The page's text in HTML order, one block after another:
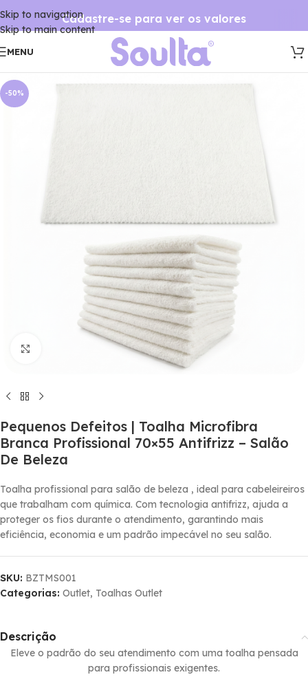
Skip to navigation
Skip to main content
Cadastre-se para ver os valores
MENU
-50%
Click to enlarge
Pequenos Defeitos | Toalha Microfibra
Branca Profissional 70×55 Antifrizz – Salão
De Beleza
Toalha profissional para salão de beleza , ideal para cabeleireiros
que trabalham com química. Com tecnologia antifrizz, ajuda a
proteger os fios durante o atendimento, garantindo mais
eficiência, economia e um padrão impecável no seu salão.
SKU: BZTMS001
Categorias: Outlet, Toalhas Outlet
Descrição
Eleve o padrão do seu atendimento com uma toalha pensada
para profissionais exigentes.